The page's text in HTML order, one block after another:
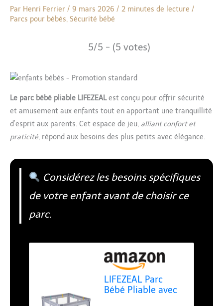
Par Henri Ferrier / 9 mars 2026 / 2 minutes de lecture /
Parcs pour bébés, Sécurité bébé
5/5 - (5 votes)
Le parc bébé pliable LIFEZEALest conçu pour offrir sécurité
et amusement aux enfants tout en apportant une tranquillité
d’esprit aux parents. Cet espace de jeu, alliant confort et
praticité, répond aux besoins des plus petits avec élégance.
Considérez les besoins spécifiques
de votre enfant avant de choisir ce
parc.
LIFEZEAL Parc
Bébé Pliable avec